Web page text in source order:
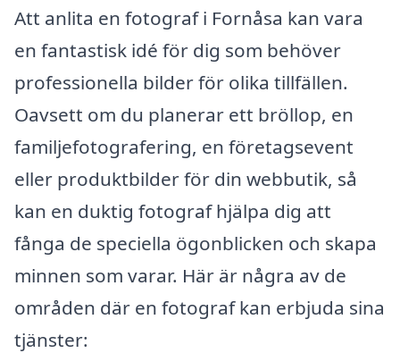
Att anlita en fotograf i Fornåsa kan vara
en fantastisk idé för dig som behöver
professionella bilder för olika tillfällen.
Oavsett om du planerar ett bröllop, en
familjefotografering, en företagsevent
eller produktbilder för din webbutik, så
kan en duktig fotograf hjälpa dig att
fånga de speciella ögonblicken och skapa
minnen som varar. Här är några av de
områden där en fotograf kan erbjuda sina
tjänster: